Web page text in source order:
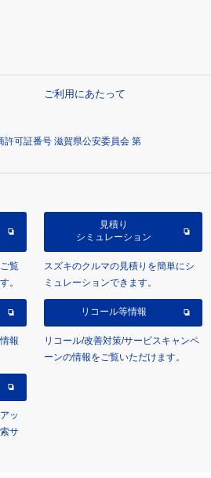
ご利用にあたって
可証番号 滋賀県公安委員会 第
覧
。
見積り
シミュレーション
スズキのクルマの見積りを簡単にシ
ミュレーションできます。
報
リコール等情報
リコール/改善対策/サービスキャンペ
ーンの情報をご覧いただけます。
ッ
サ